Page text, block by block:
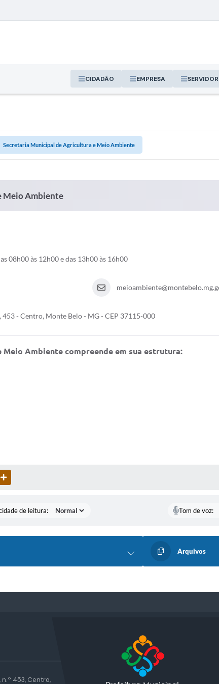
CIDADÃO EMPRESA SERVIDOR
Secretaria Municipal de Agricultura e Meio Ambiente
Meio Ambiente
08h00 às 12h00 e das 13h00 às 16h00
- Centro, Monte Belo - MG - CEP 37115-000
Ambiente compreende em sua estrutura:
de leitura: Tom de voz:
Arquivos
Acompanhe nossas
453, Centro,